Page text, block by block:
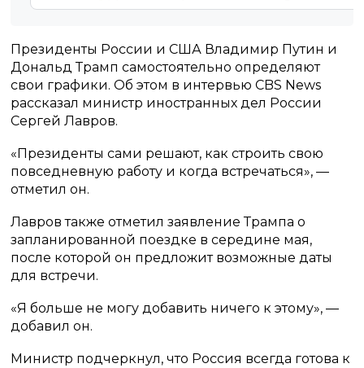
Президенты России и США Владимир Путин и
Дональд Трамп самостоятельно определяют
свои графики. Об этом в интервью CBS News
рассказал министр иностранных дел России
Сергей Лавров.
«Президенты сами решают, как строить свою
повседневную работу и когда встречаться», —
отметил он.
Лавров также отметил заявление Трампа о
запланированной поездке в середине мая,
после которой он предложит возможные даты
для встречи.
«Я больше не могу добавить ничего к этому», —
добавил он.
Министр подчеркнул, что Россия всегда готова к